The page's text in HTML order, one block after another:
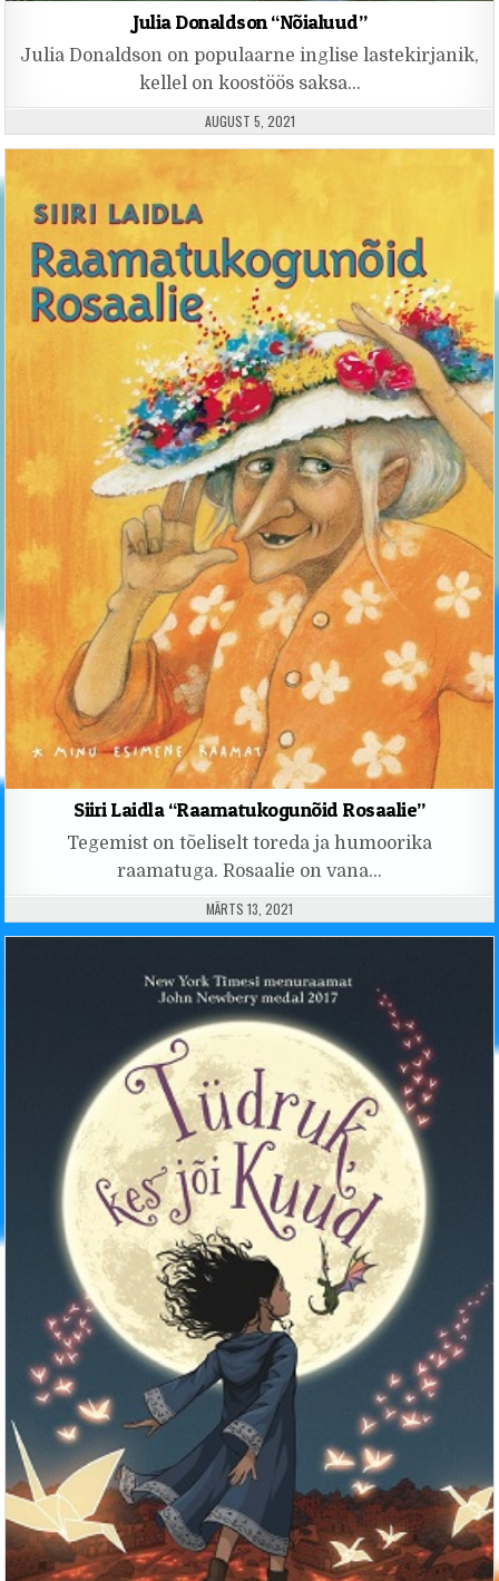
Julia Donaldson “Nõialuud”
Julia Donaldson on populaarne inglise lastekirjanik,
kellel on koostöös saksa…
PUBLISHED DATE:
AUGUST 5, 2021
Siiri Laidla “Raamatukogunõid Rosaalie”
Tegemist on tõeliselt toreda ja humoorika
raamatuga. Rosaalie on vana…
PUBLISHED DATE:
MÄRTS 13, 2021